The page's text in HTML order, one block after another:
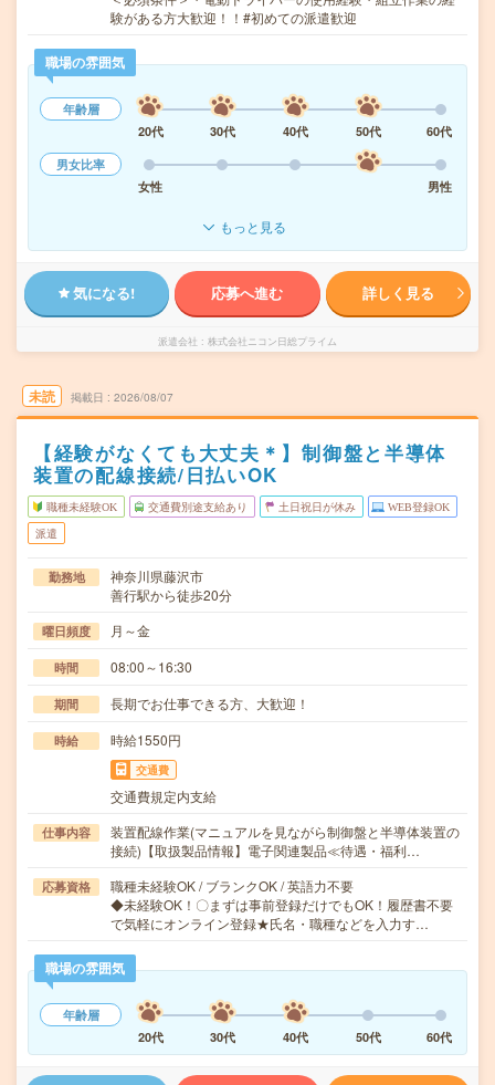
験がある方大歓迎！！#初めての派遣歓迎
職場の雰囲気
年齢層
20代
30代 40代 50代
60代
男女比率
女性
男性
もっと見る
気になる! 応募へ進む 詳しく見る
派遣会社 株式会社ニコン日総プライム
未読 掲載日 2026/08/07
【経験がなくても大丈夫＊】制御盤と半導体
装置の配線接続/日払いOK
職種未経験OK 交通費別途支給あり 土日祝日が休み WEB登録OK
派遣
勤務地
神奈川県藤沢市
善行駅から徒歩20分
曜日頻度 月～金
時間 08:00～16:30
期間 長期でお仕事できる方、大歓迎！
時給 時給1550円
交通費
交通費規定内支給
仕事内容
装置配線作業(マニュアルを見ながら制御盤と半導体装置の
接続)【取扱製品情報】電子関連製品≪待遇・福利…
応募資格
職種未経験OK / ブランクOK / 英語力不要
◆未経験OK！〇まずは事前登録だけでもOK！履歴書不要
で気軽にオンライン登録★氏名・職種などを入力す…
職場の雰囲気
年齢層
20代
30代 40代 50代 60代